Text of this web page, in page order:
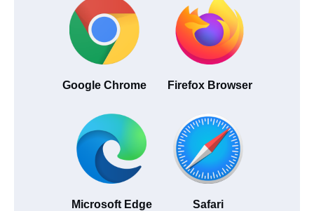
Google Chrome Firefox Browser
Microsoft Edge Safari